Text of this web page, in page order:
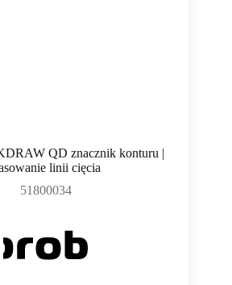
QD znacznik konturu |
linii cięcia
51800034